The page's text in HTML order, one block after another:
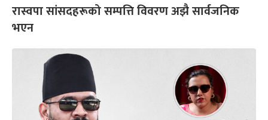
रास्वपा सांसदहरूको सम्पत्ति विवरण अझै सार्वजनिक
भएन